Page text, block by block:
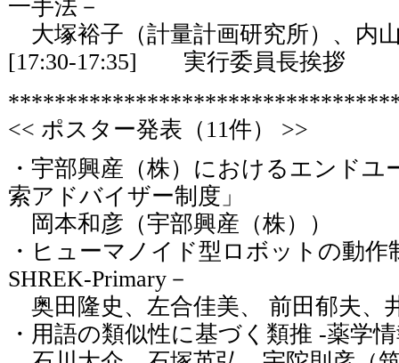
一手法－
大塚裕子（計量計画研究所）、内
[17:30-17:35] 実行委員長挨拶
<< ポスター発表（11件） >>
・宇部興産（株）におけるエンド
索アドバイザー制度」
岡本和彦（宇部興産（株））
・ヒューマノイド型ロボットの動
SHREK-Primary－
奥田隆史、左合佳美、 前田郁夫、
・用語の類似性に基づく類推 -薬学